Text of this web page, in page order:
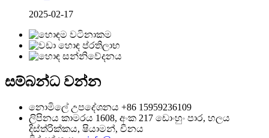
2025-02-17
සම්බන්ධ වන්න
නොමිලේ උපදේශනය +86 15959236109
ලිපිනය කාමරය 1608, අංක 217 ඩොංහුං පාර, හලය
දිස්ත්රික්කය, ෂියාමන්, චීනය